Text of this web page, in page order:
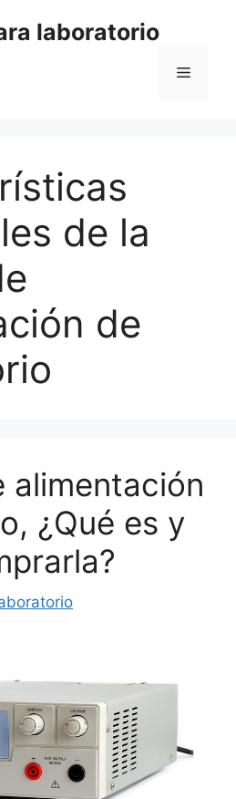
laboratorio
Menú
de la
de
alimentación
¿Qué es y